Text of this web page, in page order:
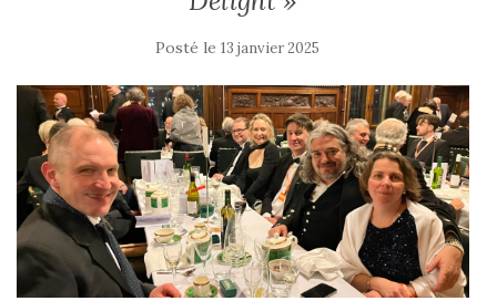
Posté le 13 janvier 2025